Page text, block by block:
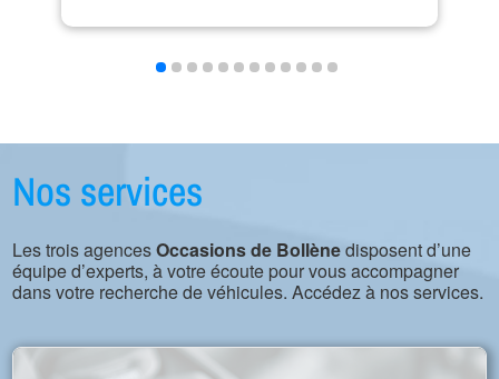
Nos services
Les trois agencesOccasions de Bollènedisposent d’une
équipe d’experts, à votre écoute pour vous accompagner
dans votre recherche de véhicules. Accédez à nos services.